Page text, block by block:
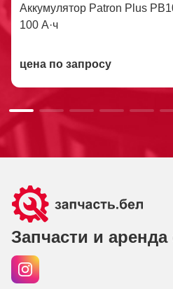
Аккумулятор Patron Plus
100 А·ч
цена по запросу
Запчасти и аренда